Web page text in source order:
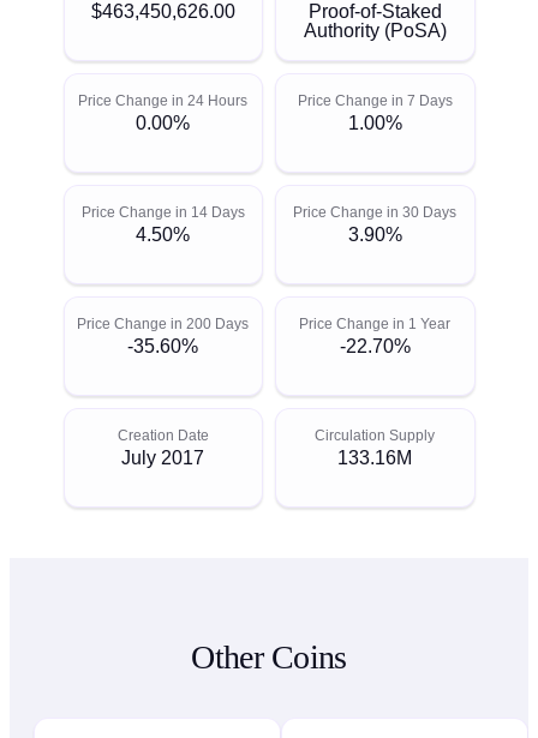
$463,450,626.00
Proof-of-Staked
Authority (PoSA)
Price Change in 24 Hours
0.00%
Price Change in 7 Days
1.00%
Price Change in 14 Days
4.50%
Price Change in 30 Days
3.90%
Price Change in 200 Days
-35.60%
Price Change in 1 Year
-22.70%
Creation Date
July 2017
Circulation Supply
133.16M
Other Coins